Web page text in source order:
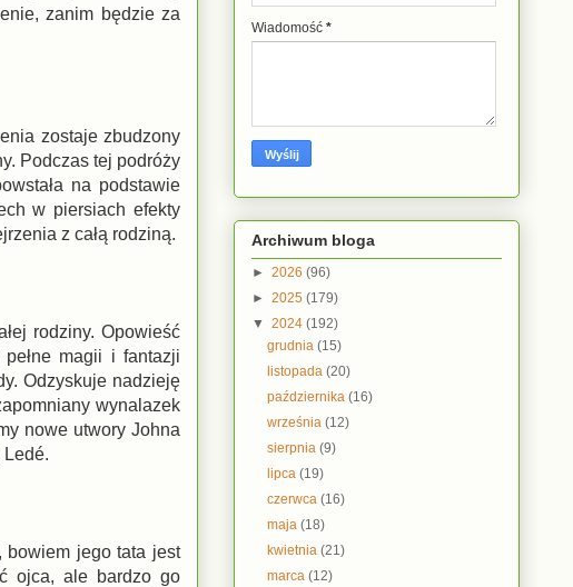
zanim będzie za
zostaje zbudzony
Podczas tej podróży
na podstawie
w piersiach efekty
z całą rodziną.
rodziny. Opowieść
magii i fantazji
Odzyskuje nadzieję
wynalazek
nowe utwory Johna
Ledé.
bowiem jego tata jest
ojca, ale bardzo go
Wiadomość *
Archiwum bloga
► 2026 (96)
► 2025 (179)
▼ 2024 (192)
grudnia(15)
listopada(20)
października(16)
września(12)
sierpnia(9)
lipca(19)
czerwca(16)
maja(18)
kwietnia(21)
marca(12)